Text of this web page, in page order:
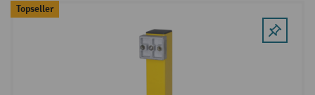
Topseller